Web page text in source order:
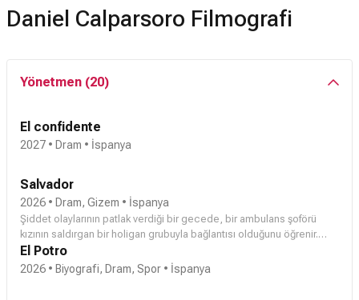
Daniel Calparsoro Filmografi
Yönetmen (20)
El confidente
2027 • Dram • İspanya
Salvador
2026 • Dram, Gizem • İspanya
Şiddet olaylarının patlak verdiği bir gecede, bir ambulans şoförü
kızının saldırgan bir holigan grubuyla bağlantısı olduğunu öğrenir.
Sokaklar karışıp durum kontrolden çıkarken, gerçeği öğrenmek ve
kızını korumak için olayların peşine düşer.
El Potro
2026 • Biyografi, Dram, Spor • İspanya